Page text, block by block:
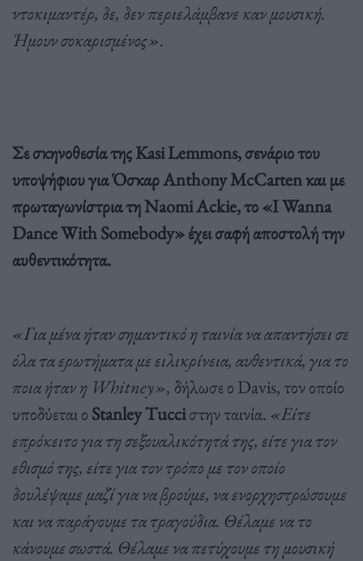
ντοκιμαντέρ, δε, δεν περιελάμβανε καν μουσική.
Ήμουν σοκαρισμένος».
Σε σκηνοθεσία της Kasi Lemmons, σενάριο του
υποψήφιου για Όσκαρ Anthony McCarten και με
πρωταγωνίστρια τη Naomi Ackie, το «I Wanna
Dance With Somebody» έχει σαφή αποστολή την
αυθεντικότητα.
«Για μένα ήταν σημαντικό η ταινία να απαντήσει σε
όλα τα ερωτήματα με ειλικρίνεια, αυθεντικά, για το
ποια ήταν η Whitney», δήλωσε ο Davis, τον οποίο
υποδύεται ο Stanley Tucciστην ταινία. «Είτε
επρόκειτο για τη σεξουαλικότητά της, είτε για τον
εθισμό της, είτε για τον τρόπο με τον οποίο
δουλέψαμε μαζί για να βρούμε, να ενορχηστρώσουμε
και να παράγουμε τα τραγούδια. Θέλαμε να το
κάνουμε σωστά. Θέλαμε να πετύχουμε τη μουσική